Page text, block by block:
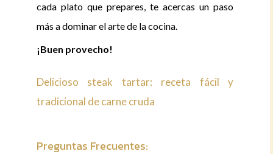
cada plato que prepares, te acercas un paso
más a dominar el arte de la cocina.
¡Buen provecho!
Delicioso steak tartar: receta fácil y
tradicional de carne cruda
Preguntas Frecuentes: